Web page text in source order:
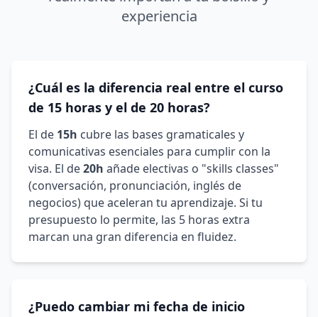
experiencia
¿Cuál es la diferencia real entre el curso
de 15 horas y el de 20 horas?
El de 15h cubre las bases gramaticales y
comunicativas esenciales para cumplir con la
visa. El de20h añade electivas o "skills classes"
(conversación, pronunciación, inglés de
negocios) que aceleran tu aprendizaje. Si tu
presupuesto lo permite, las 5 horas extra
marcan una gran diferencia en fluidez.
¿Puedo cambiar mi fecha de inicio